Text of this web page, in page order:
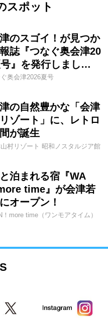
スポット
のスゴイ！が見つか
誌『つなぐ奥会津20
』を発行しまし…
奥会津2026夏号
の自然豊かな「会津
ゾート」に、レトロ
が誕生
村リゾート 昭和ノスタルジア館
泊まれる宿『WA
time』が会津若
オープン！
！more time（ワンモアタイム）